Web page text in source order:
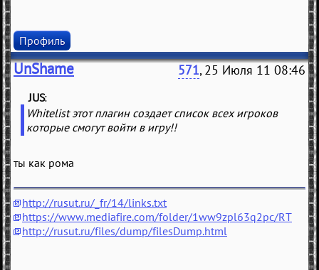
Профиль
UnShame 571, 25 Июля 11 08:46
(JUS
Whitelist этот плагин создает список всех игроков
которые смогут войти в игру!!
ты как рома
http://rusut.ru/_fr/14/links.txt
https://www.mediafire.com/folder/1ww9zpl63q2pc/RT
http://rusut.ru/files/dump/filesDump.html